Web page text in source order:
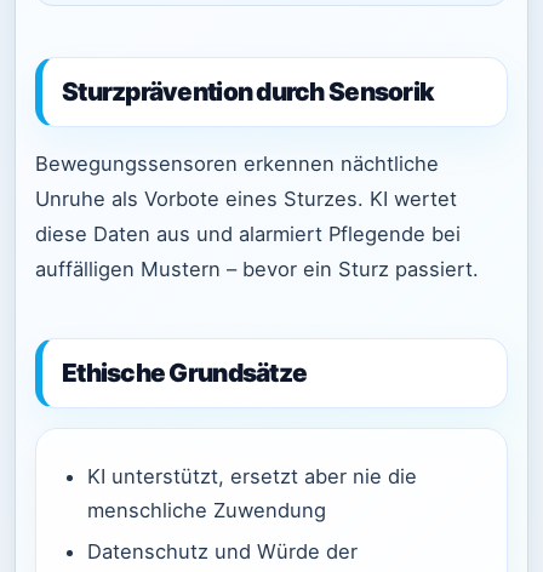
Sturzprävention durch Sensorik
Bewegungssensoren erkennen nächtliche
Unruhe als Vorbote eines Sturzes. KI wertet
diese Daten aus und alarmiert Pflegende bei
auffälligen Mustern – bevor ein Sturz passiert.
Ethische Grundsätze
KI unterstützt, ersetzt aber nie die
menschliche Zuwendung
Datenschutz und Würde der